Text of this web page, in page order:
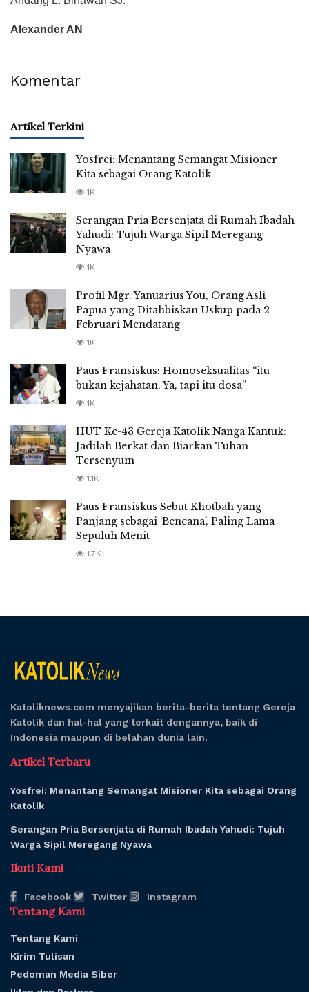
Alexander AN
Komentar
Artikel Terkini
Yosfrei: Menantang Semangat Misioner
Kita sebagai Orang Katolik
1K
Serangan Pria Bersenjata di Rumah Ibadah
Yahudi: Tujuh Warga Sipil Meregang
Nyawa
1K
Profil Mgr. Yanuarius You, Orang Asli
Papua yang Ditahbiskan Uskup pada 2
Februari Mendatang
1K
Paus Fransiskus: Homoseksualitas “itu
bukan kejahatan. Ya, tapi itu dosa”
1K
HUT Ke-43 Gereja Katolik Nanga Kantuk:
Jadilah Berkat dan Biarkan Tuhan
Tersenyum
1.1K
Paus Fransiskus Sebut Khotbah yang
Panjang sebagai ‘Bencana’, Paling Lama
Sepuluh Menit
1.7K
Katoliknews.com menyajikan berita-berita tentang Gereja
Katolik dan hal-hal yang terkait dengannya, baik di
Indonesia maupun di belahan dunia lain.
Artikel Terbaru
Yosfrei: Menantang Semangat Misioner Kita sebagai Orang
Katolik
Serangan Pria Bersenjata di Rumah Ibadah Yahudi: Tujuh
Warga Sipil Meregang Nyawa
Ikuti Kami
Facebook Twitter Instagram
Tentang Kami
Tentang Kami
Kirim Tulisan
Pedoman Media Siber